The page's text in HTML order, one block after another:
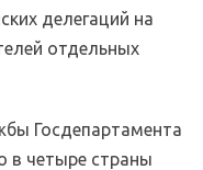
делегаций на
отдельных
Госдепартамента
в четыре страны